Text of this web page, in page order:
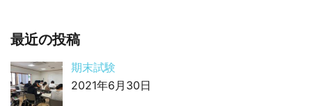
最近の投稿
期末試験
2021年6月30日